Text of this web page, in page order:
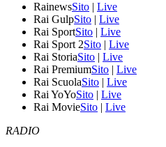
RainewsSito | Live
Rai GulpSito | Live
Rai SportSito | Live
Rai Sport 2Sito | Live
Rai StoriaSito | Live
Rai PremiumSito | Live
Rai ScuolaSito | Live
Rai YoYoSito | Live
Rai MovieSito | Live
RADIO